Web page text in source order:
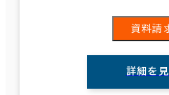
資料請
詳細を